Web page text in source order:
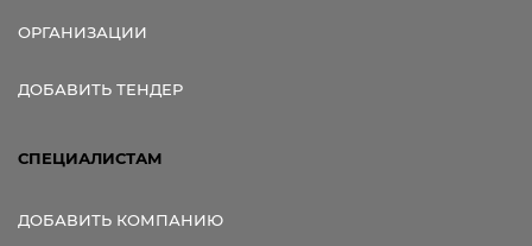
ОРГАНИЗАЦИИ
ДОБАВИТЬ ТЕНДЕР
СПЕЦИАЛИСТАМ
ДОБАВИТЬ КОМПАНИЮ